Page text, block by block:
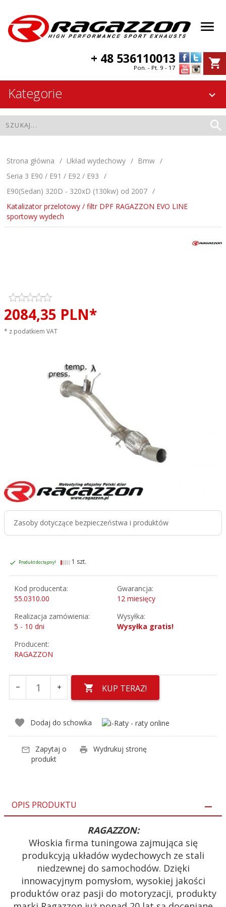
+ 48 536110013
Pon. - Pt. 9 - 17
Kategorie
Strona główna Układ wydechowy
Bmw
Seria 3 E90 / E91 / E92 / E93
E90(Sedan) 320D - 320xD (130kw) od 2007
Katalizator przelotowy / filtr DPF RAGAZZON EVO LINE
sportowy wydech
2084,35 PLN*
* z podatkiem VAT
Zasoby dotyczące bezpieczeństwa i produktów
Produkt dostępny! 1 szt.
Kod producenta:
55.0310.00
Gwarancja:
12 miesięcy
Realizacja zamówienia:
5 - 10 dni
Wysyłka:
Wysyłka gratis!
Producent:
RAGAZZON
KUP TERAZ!
Dodaj do schowka
Zapytaj o
produkt
Wydrukuj stronę
OPIS PRODUKTU
RAGAZZON:
Włoskia firma tuningowa zajmująca się
produkcyją układów wydechowych ze stali
niedzewnej do samochodów. Dzięki
innowacyjnym pomysłom, wysokiej jakości
produktów oraz pasji do motoryzacji, produkty